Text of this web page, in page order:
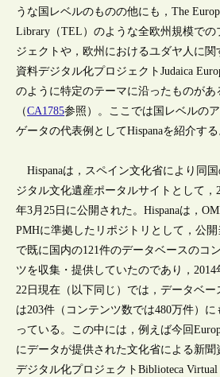
うな国レベルのものの他にも，The
Library（TEL）のような全欧州規模での
ジェクトや，欧州におけるユダヤ人に関
資料デジタル化プロジェクトJudaica
のように特定のテーマに沿ったものがあ
（CA1785参照）。ここでは国レベルの
ゲータの代表例としてHispanaを紹介する
Hispanaは，スペイン文化省により同
ジタル文化遺産ポータルサイトとして，
年3月25日に公開された。Hispanaは，
PMHに準拠したリポジトリとして，公開
で既に国内の121件のデータベースのコ
ツを収集・提供していたのであり，2014
22日現在（以下同じ）では，データベー
は203件（コンテンツ数では480万件）に
っている。この中には，例えば今回
にデータが提供された文化省による新聞
デジタル化プロジェクトBiblioteca Virtual